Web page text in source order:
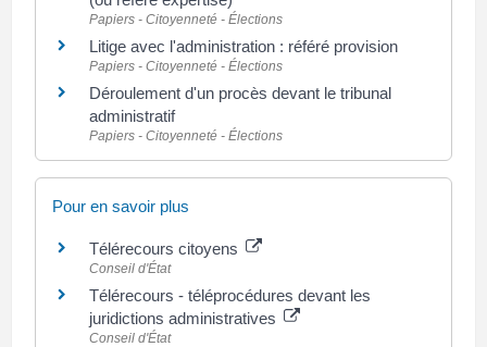
Papiers - Citoyenneté - Élections
Litige avec l'administration : référé provision
Papiers - Citoyenneté - Élections
Déroulement d'un procès devant le tribunal
administratif
Papiers - Citoyenneté - Élections
Pour en savoir plus
Télérecours citoyens
Conseil d'État
Télérecours - téléprocédures devant les
juridictions administratives
Conseil d'État